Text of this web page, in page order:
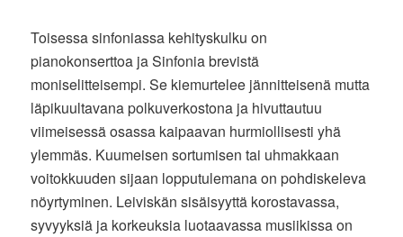
Toisessa sinfoniassa kehityskulku on
pianokonserttoa ja Sinfonia brevistä
moniselitteisempi. Se kiemurtelee jännitteisenä mutta
läpikuultavana polkuverkostona ja hivuttautuu
viimeisessä osassa kaipaavan hurmiollisesti yhä
ylemmäs. Kuumeisen sortumisen tai uhmakkaan
voitokkuuden sijaan lopputulemana on pohdiskeleva
nöyrtyminen. Leiviskän sisäisyyttä korostavassa,
syvyyksiä ja korkeuksia luotaavassa musiikissa on